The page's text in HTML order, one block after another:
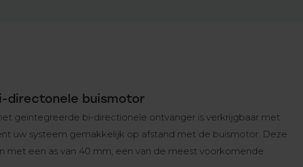
directonele buismotor
geïntegreerde bi-directionele ontvanger is verkrijgbaar met
uw systeem gemakkelijk op afstand met de buismotor. Deze
met een as van 40 mm, een van de meest voorkomende